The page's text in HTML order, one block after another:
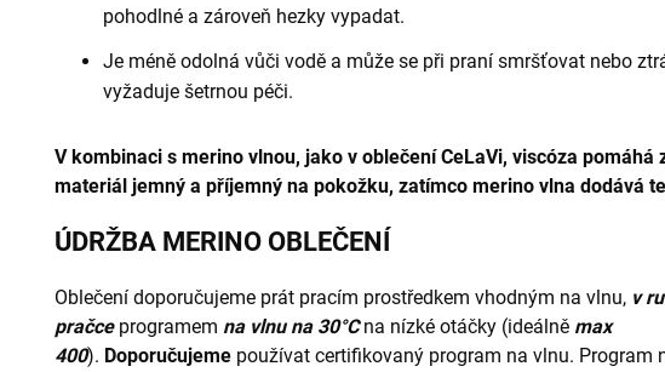
pohodlné a zároveň hezky vypadat.
Je méně odolná vůči vodě a může se při praní smršťovat nebo
vyžaduje šetrnou péči.
V kombinaci s merino vlnou, jako v oblečení CeLaVi, viscóza pomáhá
materiál jemný a příjemný na pokožku, zatímco merino vlna dodává
ÚDRŽBA MERINO OBLEČENÍ
Oblečení doporučujeme prát pracím prostředkem vhodným na vlnu, v
pračce programem na vlnu na 30°Cna nízké otáčky (ideálně max
400). Doporučujeme používat certifikovaný program na vlnu. Program